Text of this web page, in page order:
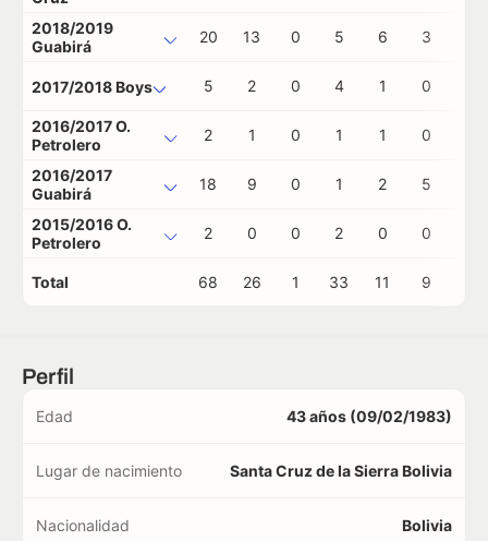
2018/2019
Guabirá
20 13 0 5 6 3
2017/2018 Boys 5 2 0 4 1 0
2016/2017 O.
Petrolero
2 1 0 1 1 0
2016/2017
Guabirá
18 9 0 1 2 5
2015/2016 O.
Petrolero
2 0 0 2 0 0
Total 68 26 1 33 11 9
Perfil
Edad 43 años (09/02/1983)
Lugar de nacimiento Santa Cruz de la Sierra Bolivia
Nacionalidad Bolivia